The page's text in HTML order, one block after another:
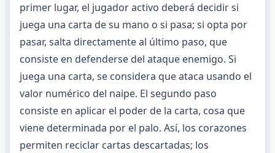
primer lugar, el jugador activo deberá decidir si
juega una carta de su mano o si pasa; si opta por
pasar, salta directamente al último paso, que
consiste en defenderse del ataque enemigo. Si
juega una carta, se considera que ataca usando el
valor numérico del naipe. El segundo paso
consiste en aplicar el poder de la carta, cosa que
viene determinada por el palo. Así, los corazones
permiten reciclar cartas descartadas; los